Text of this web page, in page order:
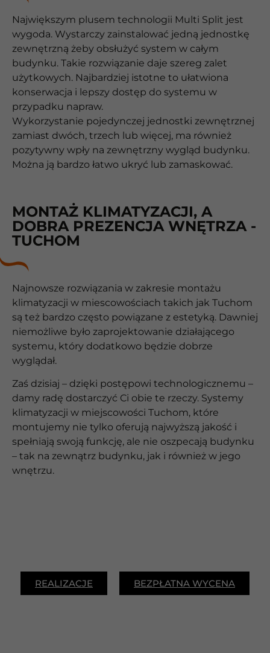
Największym plusem technologii Multi Split jest
wygoda. Wystarczy zainstalować jedną jednostkę
zewnętrzną żeby obsłużyć system w całym
budynku. Takie rozwiązanie daje szereg zalet
użytkowych. Najbardziej istotne to ułatwiona
konserwacja i lepszy dostęp do systemu w
przypadku napraw.
Wykorzystanie pojedynczej jednostki zewnętrznej
zamiast dwóch, trzech lub więcej, ma również
pozytywny wpły na zewnętrzny wygląd budynku.
Można ją bardzo łatwo ukryć lub zamaskować.
MONTAŻ KLIMATYZACJI, A
DOBRA PREZENCJA WNĘTRZA -
TUCHOM
Najnowsze rozwiązania w zakresie montażu
klimatyzacji w miescowościach takich jak Tuchom
są też bardzo często powiązane z estetyką. Dawniej
niemożliwe było zaprojektowanie działającego
systemu, który dodatkowo będzie dobrze
wyglądał.
Zaś dzisiaj – dzięki postępowi technologicznemu –
damy radę dostarczyć Ci obie te rzeczy. Systemy
klimatyzacji w miejscowości Tuchom, które
montujemy nie tylko oferują najwyższą jakość i
spełniają swoją funkcję, ale nie oszpecają budynku
– tak na zewnątrz budynku, jak i również w jego
wnętrzu.
REALIZACJE BEZPŁATNA WYCENA